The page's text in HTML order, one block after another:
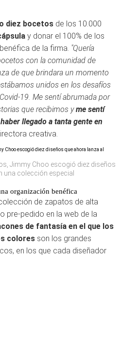
diez bocetos de los 10.000
y donar el 100% de los
de la firma. "Quería
con la comunidad de
de que brindara un momento
unidos en los desafíos
19. Me sentí abrumada por
que recibimos yme sentí
llegado a tanta gente en
creativa.
Jimmy Choo escogió diez diseños
una colección especial
organización benéfica
de zapatos de alta
pre-pedido en la web de la
de fantasía en el que los
colores son los grandes
en los que cada diseñador